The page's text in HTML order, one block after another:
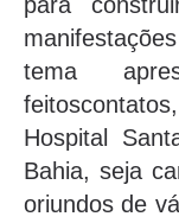
tema
Hospital
Bahia, seja
oriundos de